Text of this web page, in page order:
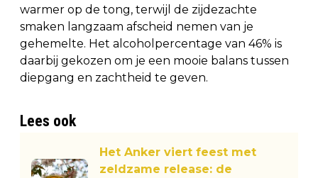
warmer op de tong, terwijl de zijdezachte
smaken langzaam afscheid nemen van je
gehemelte. Het alcoholpercentage van 46% is
daarbij gekozen om je een mooie balans tussen
diepgang en zachtheid te geven.
Lees ook
Het Anker viert feest met
zeldzame release: de